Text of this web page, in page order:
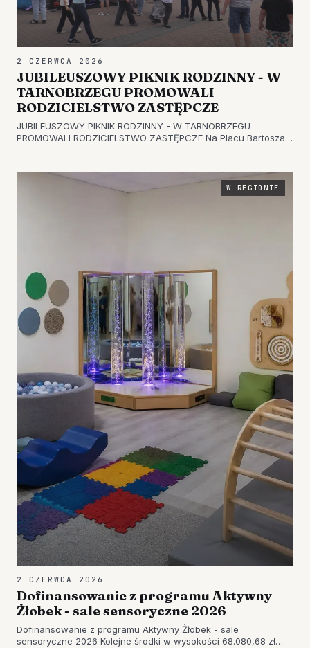
2 CZERWCA 2026
JUBILEUSZOWY PIKNIK RODZINNY - W
TARNOBRZEGU PROMOWALI
RODZICIELSTWO ZASTĘPCZE
JUBILEUSZOWY PIKNIK RODZINNY - W TARNOBRZEGU
PROMOWALI RODZICIELSTWO ZASTĘPCZE Na Placu Bartosza
połączony z Miejskim Dniem Dzieck…
W REGIONIE
2 CZERWCA 2026
Dofinansowanie z programu Aktywny
Żłobek - sale sensoryczne 2026
Dofinansowanie z programu Aktywny Żłobek - sale
sensoryczne 2026 Kolejne środki w wysokości 68.080,68 zł